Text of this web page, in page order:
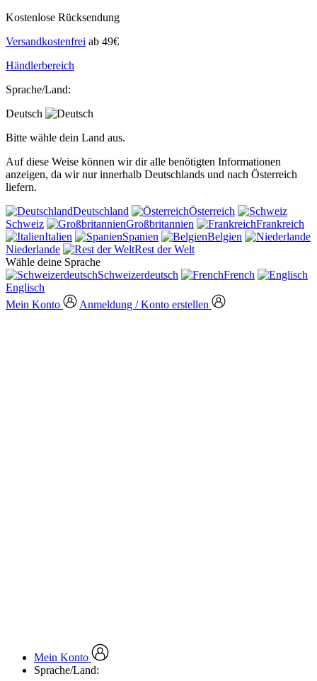
Kostenlose Rücksendung
Versandkostenfrei ab 49€
Händlerbereich
Sprache/Land:
Deutsch
Bitte wähle dein Land aus.
Auf diese Weise können wir dir alle benötigten Informationen
anzeigen, da wir nur innerhalb Deutschlands und nach Österreich
liefern.
Deutschland
Österreich
Schweiz
Großbritannien
Frankreich
Italien
Spanien
Belgien
Niederlande
Rest der Welt
Wähle deine Sprache
Schweizerdeutsch
French
Englisch
Mein Konto
Anmeldung / Konto erstellen
Mein Konto
Sprache/Land: